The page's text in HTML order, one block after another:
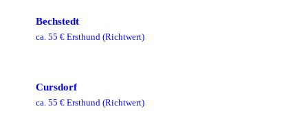
Bechstedt
ca. 55 € Ersthund (Richtwert)
Cursdorf
ca. 55 € Ersthund (Richtwert)